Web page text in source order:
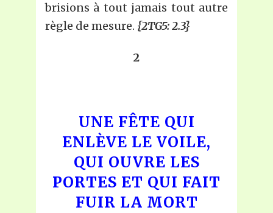
brisions à tout jamais tout autre
règle de mesure. {2TG5: 2.3}
2
UNE FÊTE QUI
ENLÈVE LE VOILE,
QUI OUVRE LES
PORTES ET QUI FAIT
FUIR LA MORT